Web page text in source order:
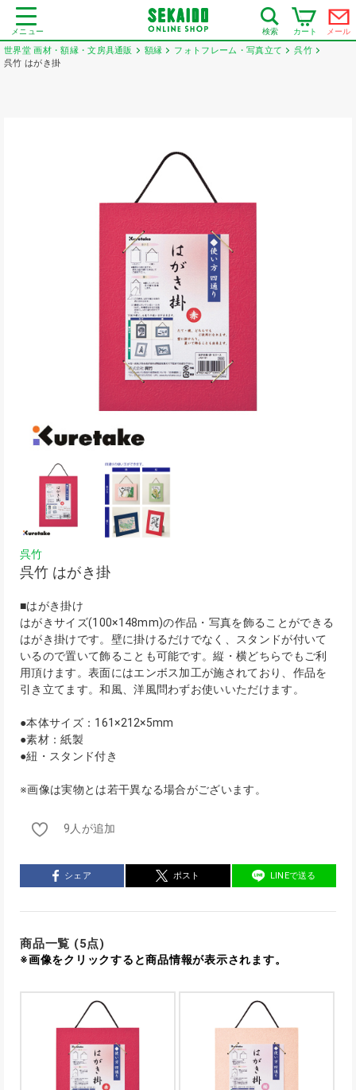
メニュー 検索 カート メール
世界堂 画材・額縁・文房具通販 額縁 フォトフレーム・写真立て
呉竹
呉竹 はがき掛
呉竹
呉竹 はがき掛
■はがき掛け
はがきサイズ(100×148mm)の作品・写真を飾ることができる
はがき掛けです。壁に掛けるだけでなく、スタンドが付いて
いるので置いて飾ることも可能です。縦・横どちらでもご利
用頂けます。表面にはエンボス加工が施されており、作品を
引き立てます。和風、洋風問わずお使いいただけます。
●本体サイズ：161×212×5mm
●素材：紙製
●紐・スタンド付き
※画像は実物とは若干異なる場合がございます。
9人が追加
シェア ポスト LINEで送る
商品一覧 (5点)
※画像をクリックすると商品情報が表示されます。